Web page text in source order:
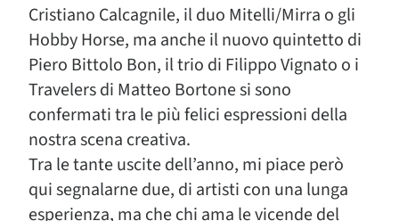
Cristiano Calcagnile, il duo Mitelli/Mirra o gli
Hobby Horse, ma anche il nuovo quintetto di
Piero Bittolo Bon, il trio di Filippo Vignato o i
Travelers di Matteo Bortone si sono
confermati tra le più felici espressioni della
nostra scena creativa.
Tra le tante uscite dell’anno, mi piace però
qui segnalarne due, di artisti con una lunga
esperienza, ma che chi ama le vicende del